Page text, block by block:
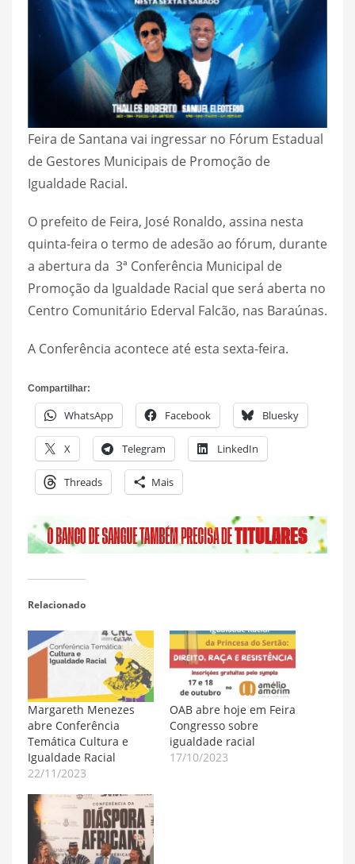
Feira de Santana vai ingressar no Fórum Estadual
de Gestores Municipais de Promoção de
Igualdade Racial.
O prefeito de Feira, José Ronaldo, assina nesta
quinta-feira o termo de adesão ao fórum, durante
a abertura da 3ª Conferência Municipal de
Promoção da Igualdade Racial que será aberta no
Centro Comunitário Ederval Falcão, nas Baraúnas.
A Conferência acontece até esta sexta-feira.
Compartilhar:
WhatsApp Facebook Bluesky
X Telegram LinkedIn
Threads Mais
Relacionado
Margareth Menezes
abre Conferência
Temática Cultura e
Igualdade Racial
22/11/2023
OAB abre hoje em Feira
Congresso sobre
igualdade racial
17/10/2023